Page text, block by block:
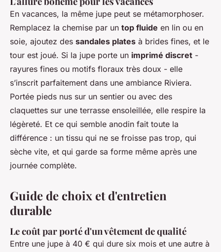
En vacances, la même jupe peut se métamorphoser.
Remplacez la chemise par un top fluide en lin ou en
soie, ajoutez des sandales plates à brides fines, et le
tour est joué. Si la jupe porte un imprimé discret -
rayures fines ou motifs floraux très doux - elle
s’inscrit parfaitement dans une ambiance Riviera.
Portée pieds nus sur un sentier ou avec des
claquettes sur une terrasse ensoleillée, elle respire la
légèreté. Et ce qui semble anodin fait toute la
différence : un tissu qui ne se froisse pas trop, qui
sèche vite, et qui garde sa forme même après une
journée complète.
Guide de choix et d'entretien
durable
Le coût par porté d'un vêtement de qualité
Entre une jupe à 40 € qui dure six mois et une autre à